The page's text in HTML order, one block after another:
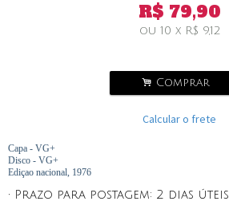
R$ 79,90
ou 10 x R$ 9,12
. Comprar
Calcular o frete
Capa - VG+
Disco - VG+
Ediçao nacional, 1976
• Prazo para postagem: 2 dias úteis